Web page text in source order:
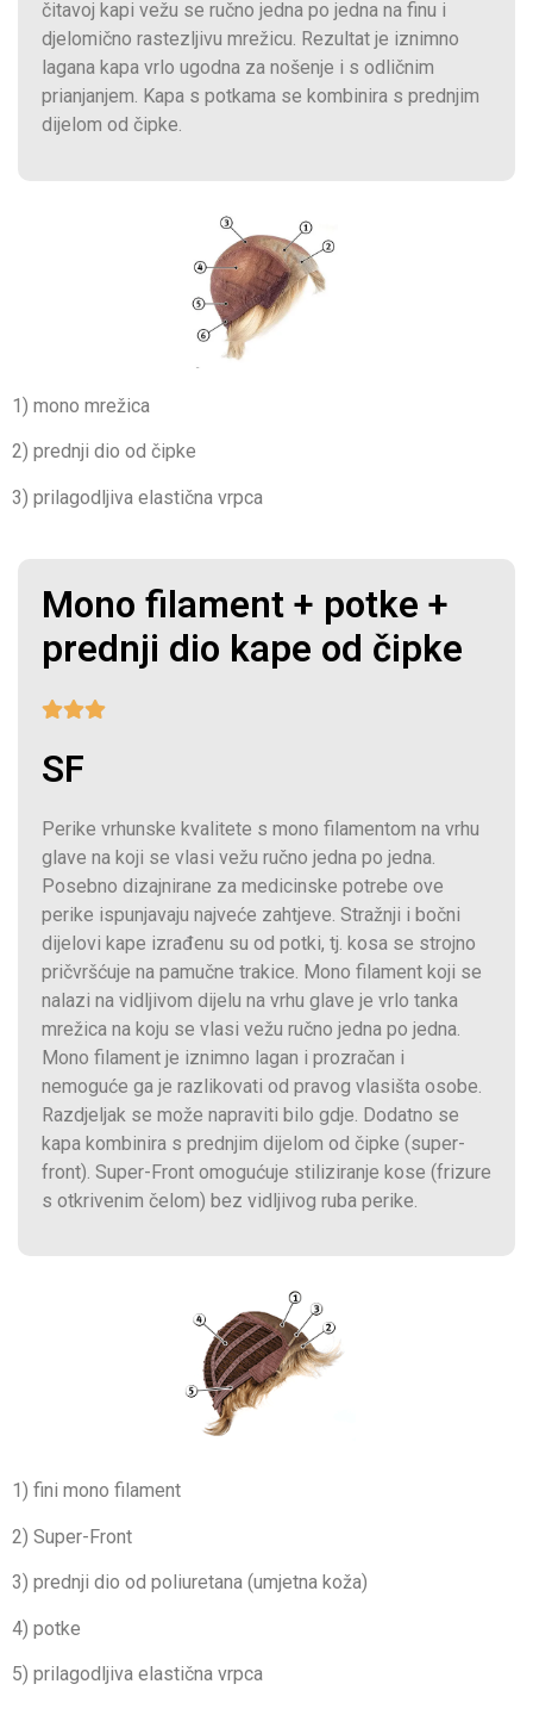
čitavoj kapi vežu se ručno jedna po jedna na finu i
djelomično rastezljivu mrežicu. Rezultat je iznimno
lagana kapa vrlo ugodna za nošenje i s odličnim
prianjanjem. Kapa s potkama se kombinira s prednjim
dijelom od čipke.
1) mono mrežica
2) prednji dio od čipke
3) prilagodljiva elastična vrpca
Mono filament + potke +
prednji dio kape od čipke
SF
Perike vrhunske kvalitete s mono filamentom na vrhu
glave na koji se vlasi vežu ručno jedna po jedna.
Posebno dizajnirane za medicinske potrebe ove
perike ispunjavaju najveće zahtjeve. Stražnji i bočni
dijelovi kape izrađenu su od potki, tj. kosa se strojno
pričvršćuje na pamučne trakice. Mono filament koji se
nalazi na vidljivom dijelu na vrhu glave je vrlo tanka
mrežica na koju se vlasi vežu ručno jedna po jedna.
Mono filament je iznimno lagan i prozračan i
nemoguće ga je razlikovati od pravog vlasišta osobe.
Razdjeljak se može napraviti bilo gdje. Dodatno se
kapa kombinira s prednjim dijelom od čipke (super-
front). Super-Front omogućuje stiliziranje kose (frizure
s otkrivenim čelom) bez vidljivog ruba perike.
1) fini mono filament
2) Super-Front
3) prednji dio od poliuretana (umjetna koža)
4) potke
5) prilagodljiva elastična vrpca